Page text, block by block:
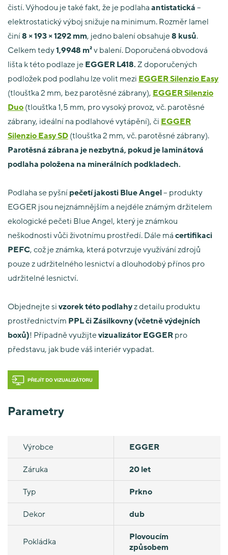
čistí. Výhodou je také fakt, že je podlaha antistatická –
elektrostatický výboj snižuje na minimum. Rozměr lamel
činí8 × 193 × 1292 mm, jedno balení obsahuje8 kusů.
Celkem tedy1,9948 m²v balení. Doporučená obvodová
lišta k této podlaze je EGGER L418. Z doporučených
podložek pod podlahu lze volit mezi EGGER Silenzio Easy
(tloušťka 2 mm, bez parotěsné zábrany), EGGER Silenzio
Duo (tloušťka 1,5 mm, pro vysoký provoz, vč. parotěsné
zábrany, ideální na podlahové vytápění), či EGGER
Silenzio Easy SD (tloušťka 2 mm, vč. parotěsné zábrany).
Parotěsná zábrana je nezbytná, pokud je laminátová
podlaha položena na minerálních podkladech.
Podlaha se pyšní pečetí jakosti Blue Angel– produkty
EGGER jsou nejznámnějším a nejdéle známým držitelem
ekologické pečeti Blue Angel, který je známkou
neškodnosti vůči životnímu prostředí. Dále má certifikaci
PEFC, což je známka, která potvrzuje využívání zdrojů
pouze z udržitelného lesnictví a dlouhodobý přínos pro
udržitelné lesnictví.
Objednejte si vzorek této podlahyz detailu produktu
prostřednictvím PPL či Zásilkovny (včetně výdejních
boxů)! Případně využijtevizualizátor EGGER pro
představu, jak bude váš interiér vypadat.
Parametry
Výrobce EGGER
Záruka 20 let
Typ Prkno
Dekor dub
Pokládka
Plovoucím
způsobem